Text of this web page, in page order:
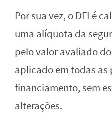
Por sua vez, o DFI é
uma alíquota da
pelo valor avaliado
aplicado em todas as
financiamento, sem
alterações.